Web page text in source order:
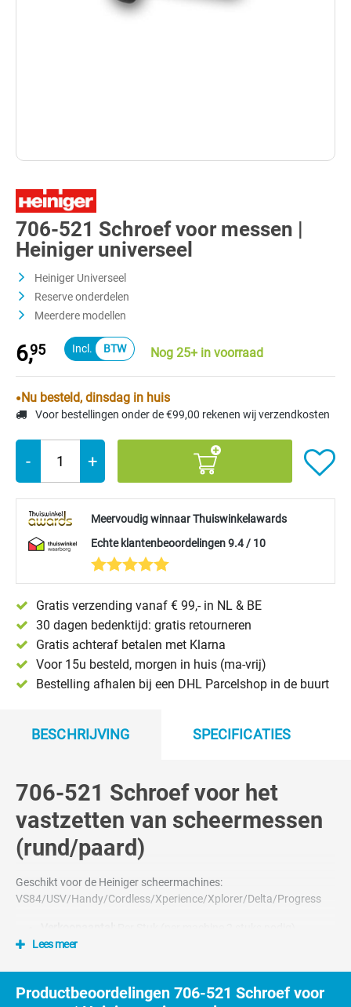
706-521 Schroef voor messen |
Heiniger universeel
Heiniger Universeel
Reserve onderdelen
Meerdere modellen
6,95 Nog 25+ in voorraad
Nu besteld, dinsdag in huis
Voor bestellingen onder de €99,00 rekenen wij verzendkosten
- +
Meervoudig winnaar Thuiswinkelawards
Echte klantenbeoordelingen 9.4 / 10
Gratis verzending vanaf € 99,- in NL & BE
30 dagen bedenktijd: gratis retourneren
Gratis achteraf betalen met Klarna
Voor 15u besteld, morgen in huis (ma-vrij)
Bestelling afhalen bij een DHL Parcelshop in de buurt
BESCHRIJVING SPECIFICATIES
706-521 Schroef voor het
vastzetten van scheermessen
(rund/paard)
Geschikt voor de Heiniger scheermachines:
VS84/USV/Handy/Cordless/Xperience/Xplorer/Delta/Progress
Nummer 13, 14, 25 en 27 op tekening
Lees meer
Productbeoordelingen 706-521 Schroef voor